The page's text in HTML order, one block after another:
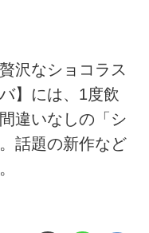
沢なショコラス
】には、1度飲
違いなしの「シ
話題の新作など